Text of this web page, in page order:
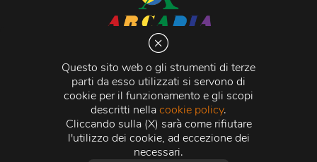
Questo sito web o gli strumenti di terze
parti da esso utilizzati si servono di
cookie per il funzionamento e gli scopi
descritti nellacookie policy.
Cliccando sulla (X) sarà come rifiutare
l'utilizzo dei cookie, ad eccezione dei
necessari.
Via Martiri della Libertà 20066 Melzo (MI)
C.C.I.A.A. - R.E.A di Milano n. 1427910
Registro delle Imprese di Milano n. 338392 -
Fiscale e Partita Iva11015840157 | Capitale Sociale
500.000,00 i.v.
Credits:Crea Informatica S.r.l. 2026 © Tutti i diritti
riservati.